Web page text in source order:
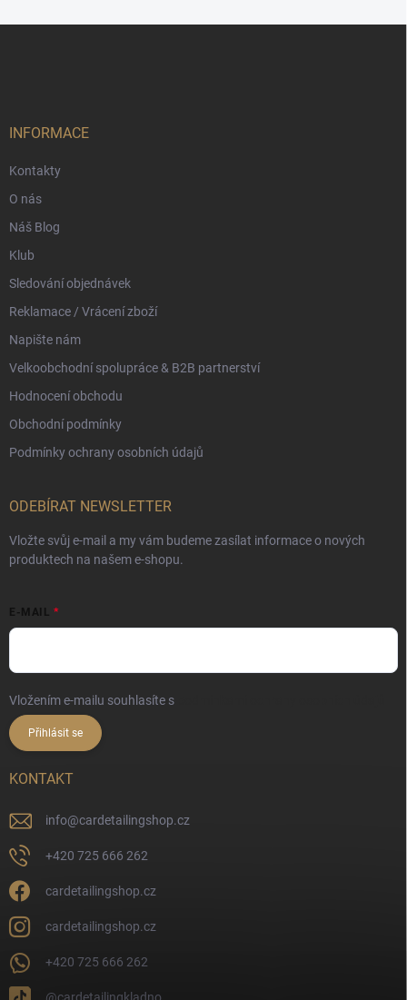
INFORMACE
Kontakty
O nás
Náš Blog
Klub
Sledování objednávek
Reklamace / Vrácení zboží
Napište nám
Velkoobchodní spolupráce & B2B partnerství
Hodnocení obchodu
Obchodní podmínky
Podmínky ochrany osobních údajů
ODEBÍRAT NEWSLETTER
Vložte svůj e-mail a my vám budeme zasílat informace o nových
produktech na našem e-shopu.
E-MAIL
Vložením e-mailu souhlasíte s
Přihlásit se
KONTAKT
info@cardetailingshop.cz
+420 725 666 262
cardetailingshop.cz
cardetailingshop.cz
+420 725 666 262